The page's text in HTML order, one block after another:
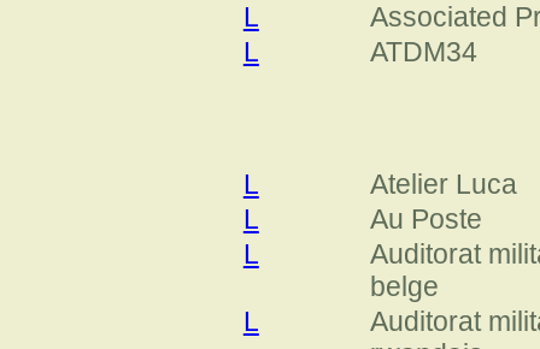
L
Associated
L
ATDM34
L
Atelier Luca
L
Au Poste
L
Auditorat
belge
L
Auditorat